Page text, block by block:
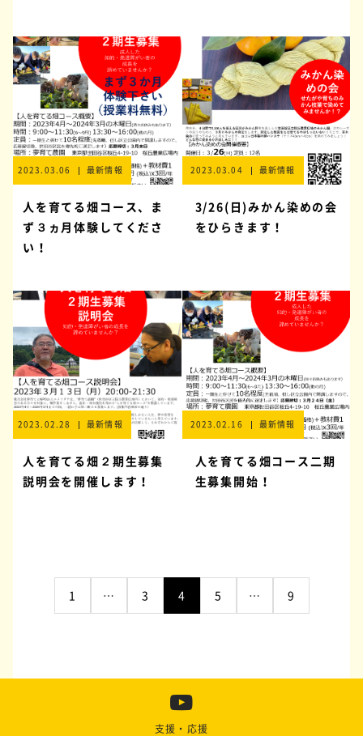
2023.03.06 最新情報
人を育てる畑コース、ま
ず３ヵ月体験してくださ
い！
2023.03.04 最新情報
3/26(日)みかん染めの会
をひらきます！
2023.02.28 最新情報
人を育てる畑２期生募集
説明会を開催します！
2023.02.16 最新情報
人を育てる畑コース二期
生募集開始！
1 … 3 4 5 … 9
支援・応援